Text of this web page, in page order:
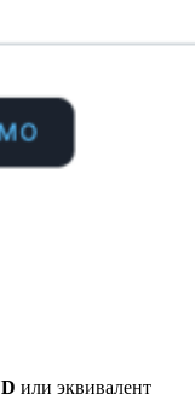
или эквивалент